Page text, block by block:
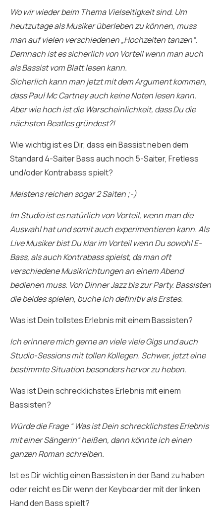
Wo wir wieder beim Thema Vielseitigkeit sind. Um
heutzutage als Musiker überleben zu können, muss
man auf vielen verschiedenen „Hochzeiten tanzen“.
Demnach ist es sicherlich von Vorteil wenn man auch
als Bassist vom Blatt lesen kann.
Sicherlich kann man jetzt mit dem Argument kommen,
dass Paul Mc Cartney auch keine Noten lesen kann.
Aber wie hoch ist die Warscheinlichkeit, dass Du die
nächsten Beatles gründest?!
Wie wichtig ist es Dir, dass ein Bassist neben dem
Standard 4-Saiter Bass auch noch 5-Saiter, Fretless
und/oder Kontrabass spielt?
Meistens reichen sogar 2 Saiten ;-)
Im Studio ist es natürlich von Vorteil, wenn man die
Auswahl hat und somit auch experimentieren kann. Als
Live Musiker bist Du klar im Vorteil wenn Du sowohl E-
Bass, als auch Kontrabass spielst, da man oft
verschiedene Musikrichtungen an einem Abend
bedienen muss. Von Dinner Jazz bis zur Party. Bassisten
die beides spielen, buche ich definitiv als Erstes.
Was ist Dein tollstes Erlebnis mit einem Bassisten?
Ich erinnere mich gerne an viele viele Gigs und auch
Studio-Sessions mit tollen Kollegen. Schwer, jetzt eine
bestimmte Situation besonders hervor zu heben.
Was ist Dein schrecklichstes Erlebnis mit einem
Bassisten?
Würde die Frage “ Was ist Dein schrecklichstes Erlebnis
mit einer Sängerin“ heißen, dann könnte ich einen
ganzen Roman schreiben.
Ist es Dir wichtig einen Bassisten in der Band zu haben
oder reicht es Dir wenn der Keyboarder mit der linken
Hand den Bass spielt?